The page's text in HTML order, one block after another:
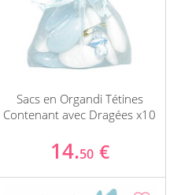
Sacs en Organdi Tétines
Contenant avec Dragées x10
14.50 €